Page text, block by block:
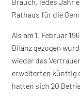
Rathaus für die
Als am 1. Februar
Bilanz gezogen
wieder das
erweiterten künftig
hatten sich 20